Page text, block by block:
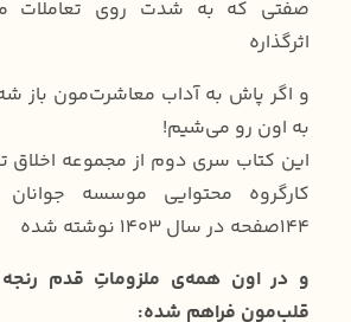
صفتی که به شدت روی تعاملات ما
اثرگذاره
و اگر پاش به آداب معاشرت‌مون باز شه
به اون رو می‌شیم!
این کتاب سری دوم از مجموعه اخلاق
۱۴۴صفحه در سال 1403 نوشته شده
و در اون همه‌ی ملزوماتِ قدم
قلب‌مون فراهم شده: